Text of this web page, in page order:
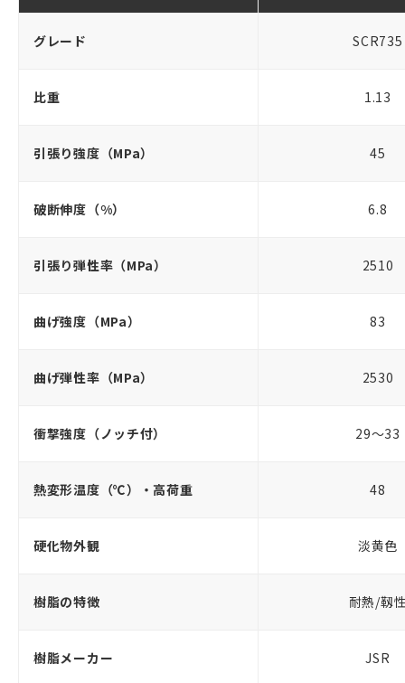
グレード SCR735
比重 1.13
引張り強度（MPa） 45
破断伸度（%） 6.8
引張り弾性率（MPa） 2510
曲げ強度（MPa） 83
曲げ弾性率（MPa） 2530
衝撃強度（ノッチ付） 29～33
熱変形温度（℃）・高荷重 48
硬化物外観 淡黄色
樹脂の特徴 耐熱/靱
樹脂メーカー JSR